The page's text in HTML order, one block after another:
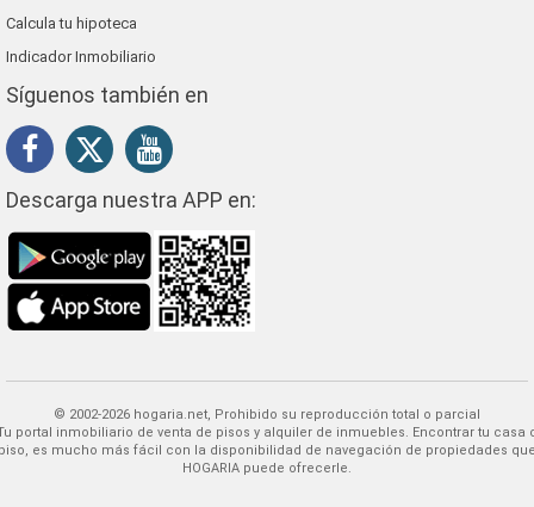
Calcula tu hipoteca
Indicador Inmobiliario
Síguenos también en
Descarga nuestra APP en:
© 2002-2026 hogaria.net, Prohibido su reproducción total o parcial
Encontrar tu casa o
es mucho más fácil con la disponibilidad de navegación de propiedades
HOGARIA puede ofrecerle.